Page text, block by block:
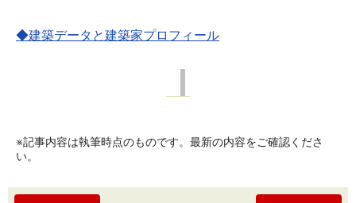
◆建築データと建築家プロフィール
※記事内容は執筆時点のものです。最新の内容をご確認くださ
い。